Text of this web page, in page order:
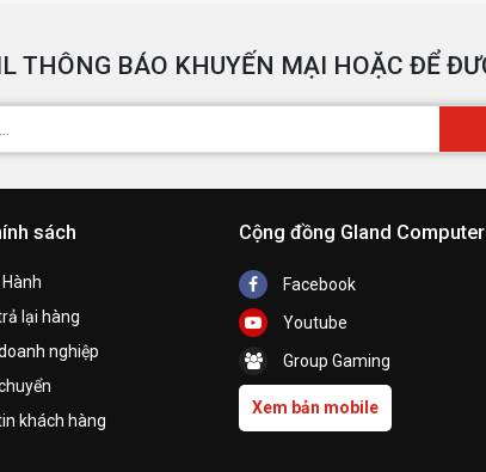
THÔNG BÁO KHUYẾN MẠI HOẶC ĐỂ
sách
lại hàng
nghiệp
khách hàng
Cộng đồng Gland Computer
Facebook
Youtube
Group Gaming
Xem bản mobile